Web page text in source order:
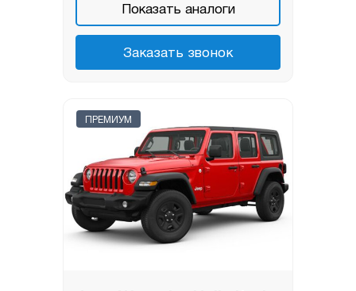
Показать аналоги
Заказать звонок
ПРЕМИУМ